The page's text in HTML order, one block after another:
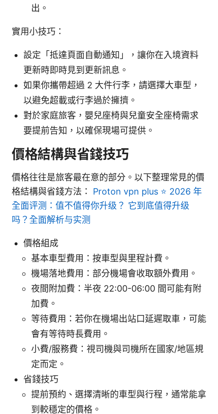
出。
實用小技巧：
設定「抵達頁面自動通知」，讓你在入境資料
更新時即時見到更新訊息。
如果你攜帶超過 2 大件行李，請選擇大車型，
以避免超載或行李過於擁擠。
對於家庭旅客，嬰兒座椅與兒童安全座椅需求
要提前告知，以確保現場可提供。
價格結構與省錢技巧
價格往往是旅客最在意的部分。以下整理常見的價
格結構與省錢方法： Proton vpn plus ⭐ 2026 年
全面评测：值不值得你升级？ 它到底值得升级
吗？全面解析与实测
價格組成
基本車型費用：按車型與里程計費。
機場落地費用：部分機場會收取額外費用。
夜間附加費：半夜 22:00-06:00 間可能有附
加費。
等待費用：若你在機場出站口延遲取車，可能
會有等待時長費用。
小費/服務費：視司機與司機所在國家/地區規
定而定。
省錢技巧
提前預約、選擇清晰的車型與行程，通常能拿
到較穩定的價格。